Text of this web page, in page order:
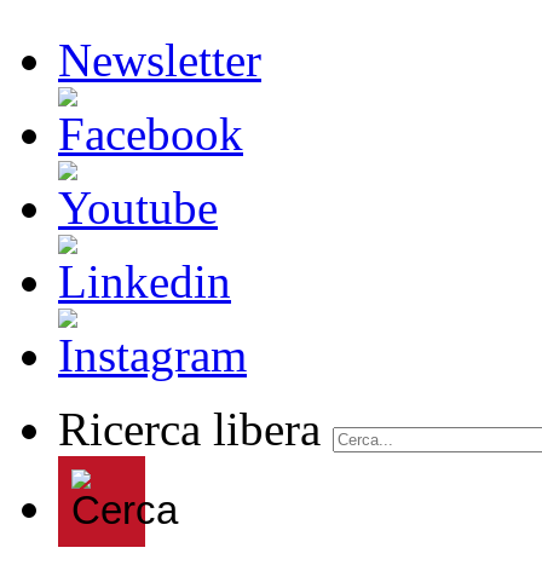
Newsletter
Ricerca libera